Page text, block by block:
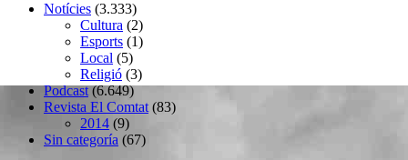
Notícies (3.333)
Cultura (2)
Esports (1)
Local (5)
Religió (3)
Podcast(6.649)
Revista El Comtat (83)
2014 (9)
Sin categoría (67)